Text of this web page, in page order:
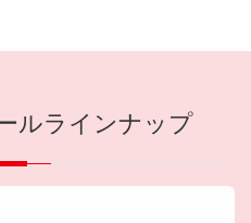
ルラインナップ